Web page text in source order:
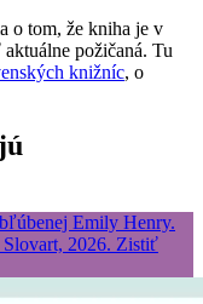
o tom, že kniha je v
požičaná. Tu
knižníc, o